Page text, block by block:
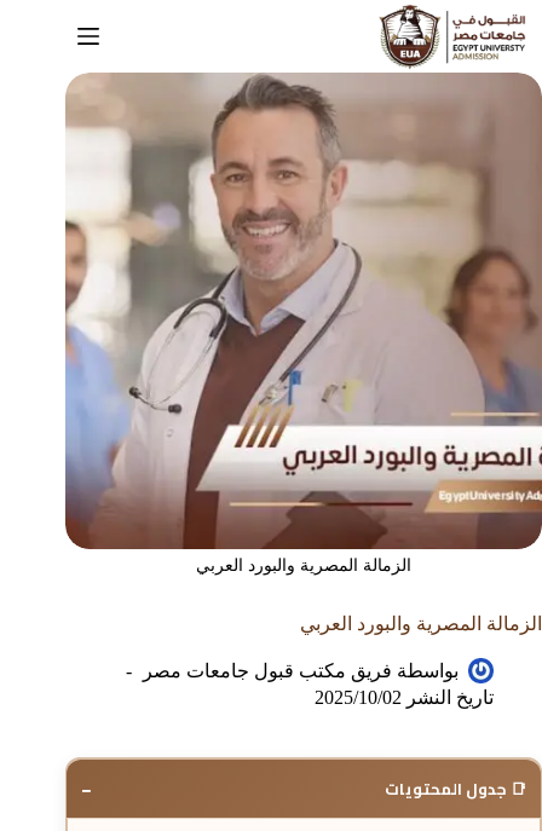
الزمالة المصرية والبورد العربي
الزمالة المصرية والبورد العربي
بواسطة فريق مكتب قبول جامعات مصر
تاريخ النشر 2025/10/02
📑 جدول المحتويات −